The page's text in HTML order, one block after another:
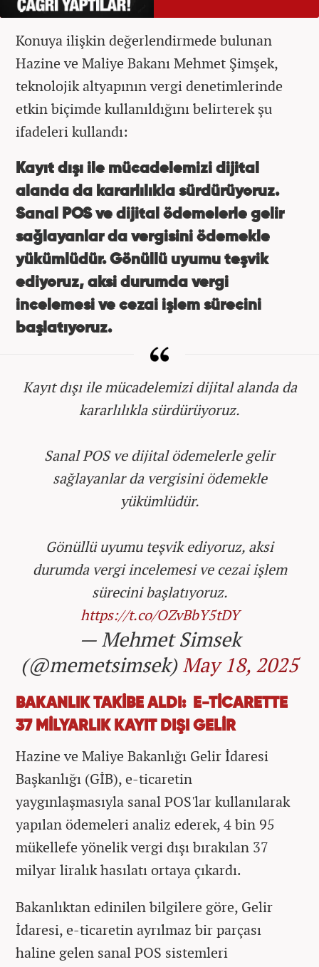
Konuya ilişkin değerlendirmede bulunan
Hazine ve Maliye Bakanı Mehmet Şimşek,
teknolojik altyapının vergi denetimlerinde
etkin biçimde kullanıldığını belirterek şu
ifadeleri kullandı:
Kayıt dışı ile mücadelemizi dijital
alanda da kararlılıkla sürdürüyoruz.
Sanal POS ve dijital ödemelerle gelir
sağlayanlar da vergisini ödemekle
yükümlüdür. Gönüllü uyumu teşvik
ediyoruz, aksi durumda vergi
incelemesi ve cezai işlem sürecini
başlatıyoruz.
Kayıt dışı ile mücadelemizi dijital alanda da
kararlılıkla sürdürüyoruz.
Sanal POS ve dijital ödemelerle gelir
sağlayanlar da vergisini ödemekle
yükümlüdür.
Gönüllü uyumu teşvik ediyoruz, aksi
durumda vergi incelemesi ve cezai işlem
sürecini başlatıyoruz.
https://t.co/OZvBbY5tDY
— Mehmet Simsek
(@memetsimsek)May 18, 2025
BAKANLIK TAKİBE ALDI: E-TİCARETTE
37 MİLYARLIK KAYIT DIŞI GELİR
Hazine ve Maliye Bakanlığı Gelir İdaresi
Başkanlığı (GİB), e-ticaretin
yaygınlaşmasıyla sanal POS'lar kullanılarak
yapılan ödemeleri analiz ederek, 4 bin 95
mükellefe yönelik vergi dışı bırakılan 37
milyar liralık hasılatı ortaya çıkardı.
Bakanlıktan edinilen bilgilere göre, Gelir
İdaresi, e-ticaretin ayrılmaz bir parçası
haline gelen sanal POS sistemleri